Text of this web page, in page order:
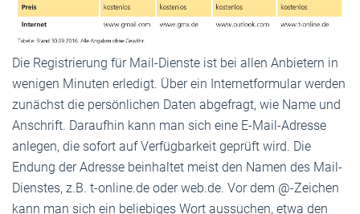
Die Registrierung für Mail-Dienste ist bei allen Anbietern in
wenigen Minuten erledigt. Über ein Internetformular werden
zunächst die persönlichen Daten abgefragt, wie Name und
Anschrift. Daraufhin kann man sich eine E-Mail-Adresse
anlegen, die sofort auf Verfügbarkeit geprüft wird. Die
Endung der Adresse beinhaltet meist den Namen des Mail-
Dienstes, z.B. t-online.de oder web.de. Vor dem @-Zeichen
kann man sich ein beliebiges Wort aussuchen, etwa den